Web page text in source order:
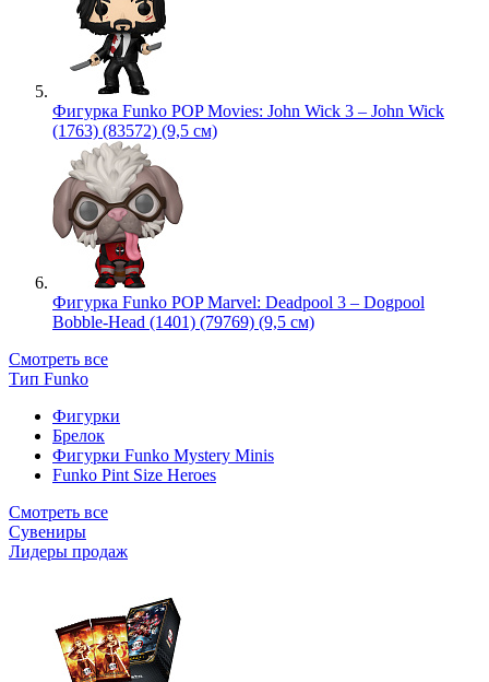
Фигурка Funko POP Movies: John Wick 3 – John Wick
(1763) (83572) (9,5 см)
Фигурка Funko POP Marvel: Deadpool 3 – Dogpool
Bobble-Head (1401) (79769) (9,5 см)
Смотреть все
Тип Funko
Фигурки
Брелок
Фигурки Funko Mystery Minis
Funko Pint Size Heroes
Смотреть все
Сувениры
Лидеры продаж